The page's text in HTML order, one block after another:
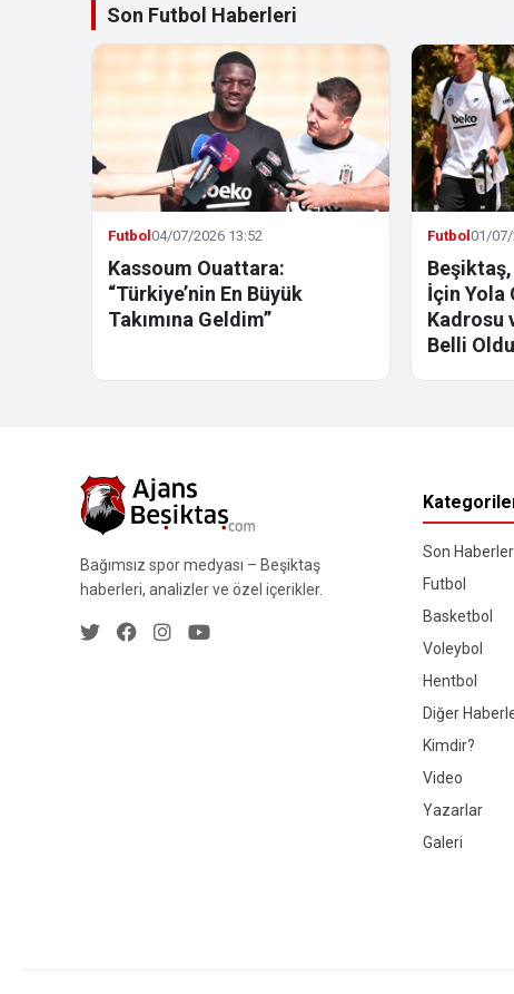
Son Futbol Haberleri
Futbol 04/07/2026 13:52
Kassoum Ouattara:
“Türkiye’nin En Büyük
Takımına Geldim”
Futbol 01/07/
Beşiktaş,
İçin Yola
Kadrosu
Belli Oldu
Bağımsız spor medyası – Beşiktaş
haberleri, analizler ve özel içerikler.
Son Haberler
Futbol
Basketbol
Voleybol
Hentbol
Diğer
Kimdir?
Video
Yazarlar
Galeri